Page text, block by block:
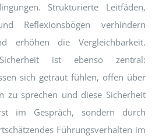
Strukturierte Leitfäden,
Reflexionsbögen verhindern
erhöhen die Vergleichbarkeit.
Sicherheit ist ebenso zentral:
sich getraut fühlen, offen über
zu sprechen und diese Sicherheit
im Gespräch, sondern durch
Führungsverhalten im